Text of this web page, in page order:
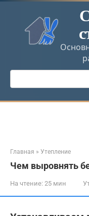
Перейти
контенту
Поиск:
Главная » Утепление
Чем выровнять
На чтение: 25 мин